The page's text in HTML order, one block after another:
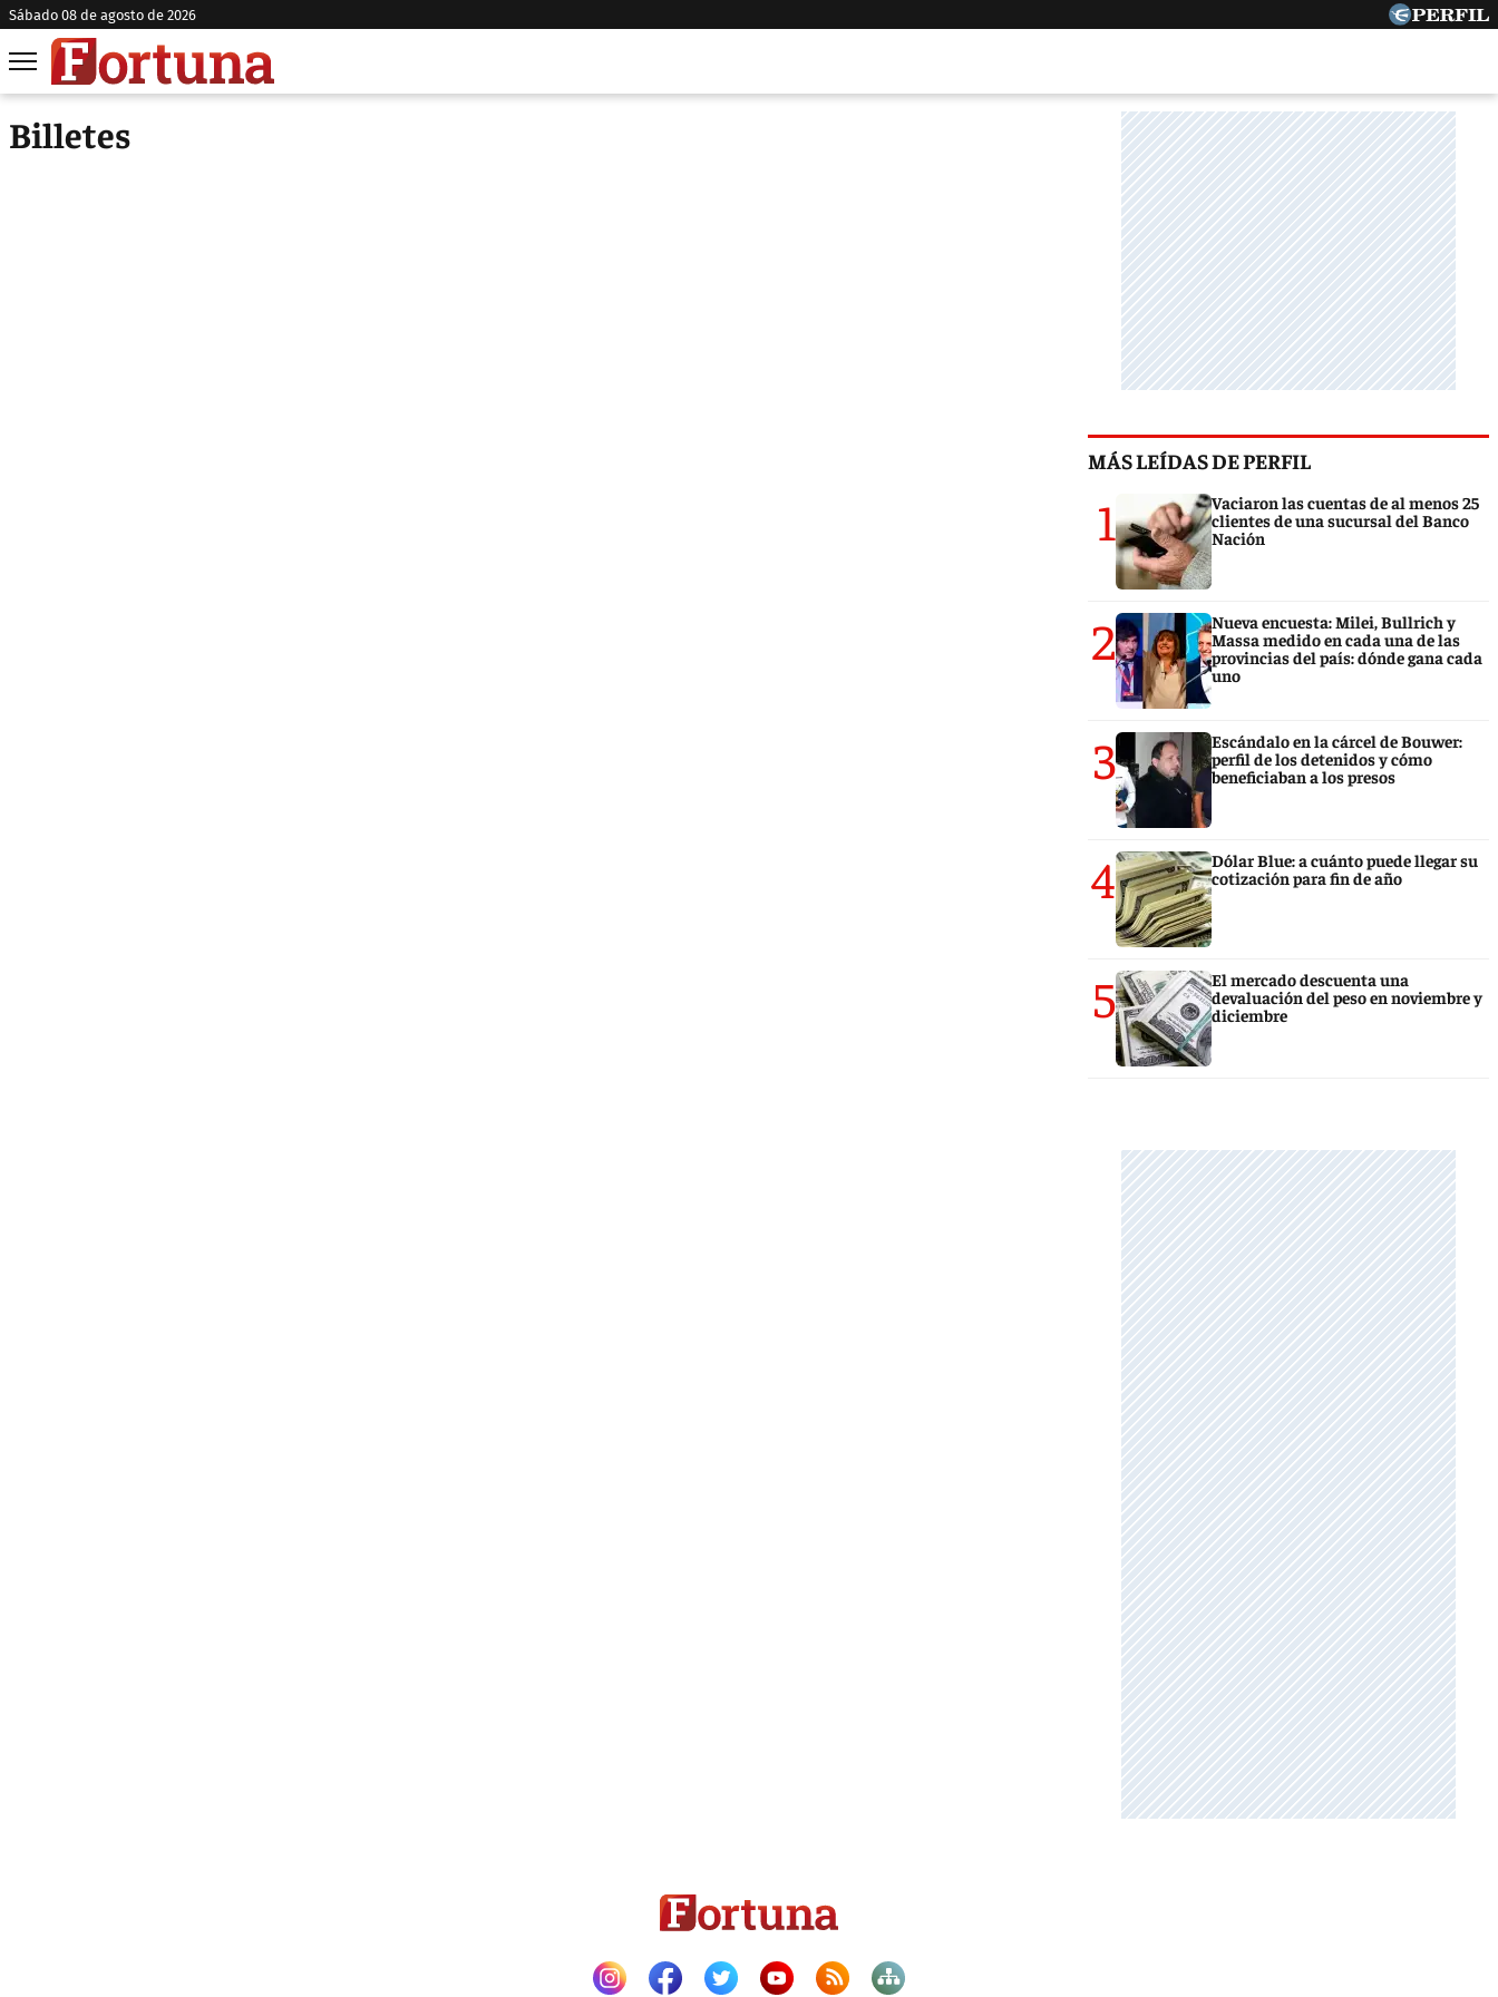
sábado 08 de agosto de 2026
Billetes
MÁS LEÍDAS DE PERFIL
1
Vaciaron las cuentas de al menos 25
clientes de una sucursal del Banco
Nación
2
Nueva encuesta: Milei, Bullrich y
Massa medido en cada una de las
provincias del país: dónde gana cada
uno
3
Escándalo en la cárcel de Bouwer:
perfil de los detenidos y cómo
beneficiaban a los presos
4
Dólar Blue: a cuánto puede llegar su
cotización para fin de año
5
El mercado descuenta una
devaluación del peso en noviembre y
diciembre